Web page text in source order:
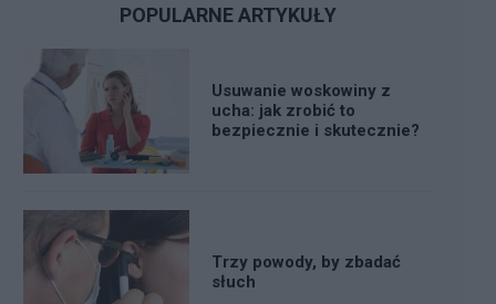
POPULARNE ARTYKUŁY
Usuwanie woskowiny z
ucha: jak zrobić to
bezpiecznie i skutecznie?
Trzy powody, by zbadać
słuch